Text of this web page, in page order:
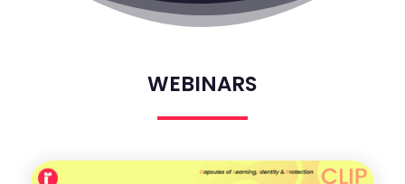
WEBINARS